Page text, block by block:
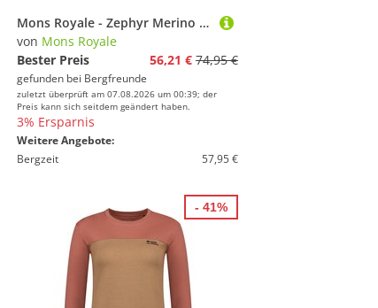
Mons Royale - Zephyr Merino Tencel T-Shirt - Merinoshirt Gr L smoke
von Mons Royale
Bester Preis
56,21 € 74,95 €
gefunden bei Bergfreunde
zuletzt überprüft am 07.08.2026 um 00:39; der
Preis kann sich seitdem geändert haben.
3% Ersparnis
Weitere Angebote:
Bergzeit
57,95 €
- 41%